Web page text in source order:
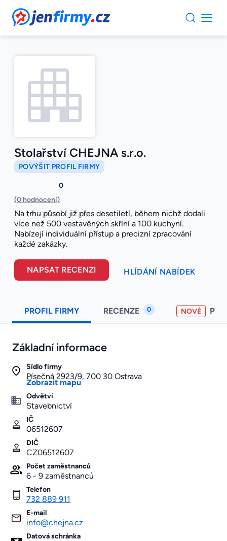
JenFirmy.cz
Stolařství CHEJNA s.r.o.
POVÝŠIT PROFIL FIRMY
0
(0 hodnocení)
Na trhu působí již přes desetiletí, během nichž dodali
více než 500 vestavěných skříní a 100 kuchyní.
Nabízejí individuální přístup a precizní zpracování
každé zakázky.
NAPSAT RECENZI HLÍDÁNÍ NABÍDEK
PROFIL FIRMY RECENZE 0 NOVÉ
Základní informace
Sídlo firmy
Písečná 2923/9, 700 30 Ostrava
Zobrazit mapu
Odvětví
Stavebnictví
IČ
06512607
DIČ
CZ06512607
Počet zaměstnanců
6 - 9 zaměstnanců
Telefon
732 889 911
E-mail
info@chejna.cz
Datová schránka